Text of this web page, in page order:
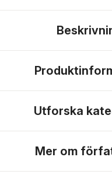
Utforska
Mer om